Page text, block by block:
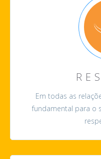
Em todas as
fundamental para o